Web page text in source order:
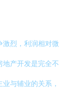
激烈，利润相对微
地产开发是完全不
与辅业的关系，